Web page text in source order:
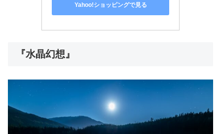
Yahoo!ショッピングで見る
『水晶幻想』